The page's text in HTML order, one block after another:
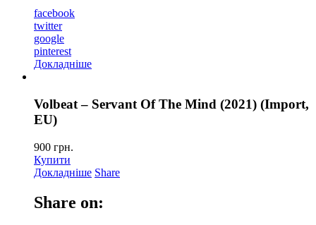
facebook
twitter
google
pinterest
Докладніше
Volbeat – Servant Of The Mind (2021) (Import,
EU)
900 грн.
Купити
Докладніше Share
Share on: